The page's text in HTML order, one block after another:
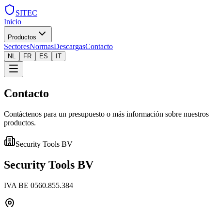
SITEC
Inicio
Productos
SectoresNormasDescargasContacto
NL FR ES IT
Contacto
Contáctenos para un presupuesto o más información sobre nuestros
productos.
Security Tools BV
Security Tools BV
IVA BE 0560.855.384